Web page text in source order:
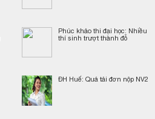
Phúc khảo thi đại học: Nhiều
thí sinh trượt thành đỗ
ĐH Huế: Quá tải đơn nộp NV2